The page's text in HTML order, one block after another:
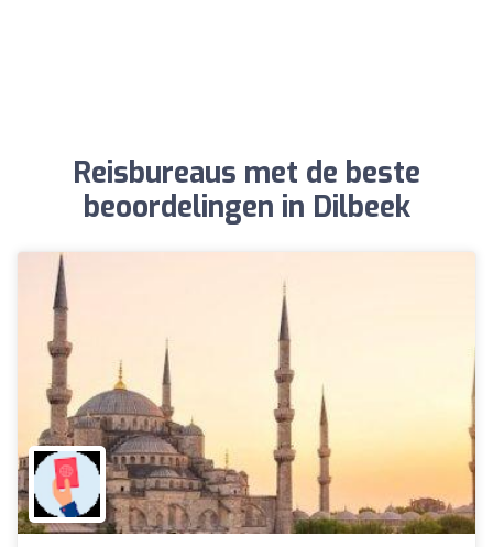
Reisbureaus met de beste
beoordelingen in Dilbeek